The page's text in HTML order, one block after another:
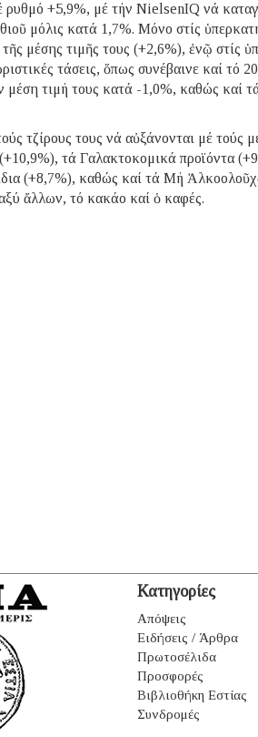
+5,9%, μέ τήν NielsenIQ νά
μόλις κατά 1,7%. Mόνο στίς
μέσης τιμῆς τους (+2,6%), ἐνῷ στίς
τάσεις, ὅπως συνέβαινε καί τό
μέση τιμή τους κατά -1,0%, καθώς καί
τζίρους τους νά αὐξάνονται μέ τούς
τά Γαλακτοκομικά προϊόντα
(+8,7%), καθώς καί τά Μή
ἄλλων, τό κακάο καί ὁ καφές.
Κατηγορίες
Απόψεις
Ειδήσεις / Άρθρα
Πρωτοσέλιδα
Προσφορές
Βιβλιοθήκη Εστίας
Συνδρομές